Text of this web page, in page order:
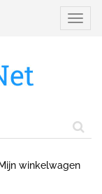
Mijn winkelwagen